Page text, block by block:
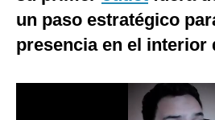
Mix
un paso estratégico
presencia en el interior